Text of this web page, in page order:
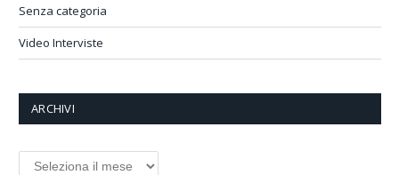
Senza categoria
Video Interviste
ARCHIVI
Archivi